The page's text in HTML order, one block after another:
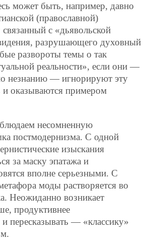
может быть, например, давно
(православной)
с «дьявольской
разрушающего духовный
развороты темы о так
реальности», если они —
незнанию — игнорируют эту
и оказываются примером
несомненную
постмодернизма. С одной
изыскания
за маску эпатажа и
вполне серьезными. С
моды растворяется во
Неожиданно возникает
продуктивнее
и пересказывать — «классику»